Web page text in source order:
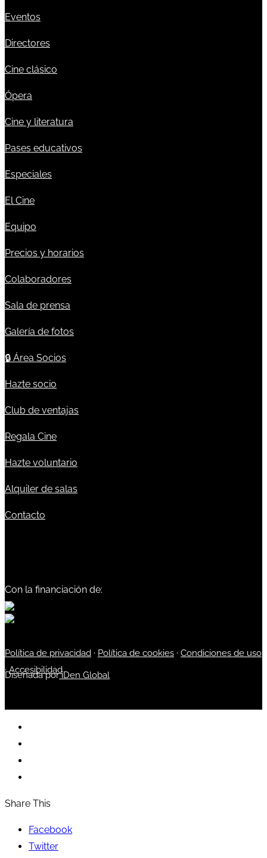
Eventos
Directores
Cine clásico
Ópera
Cine y literatura
Pases educativos
Especiales
El Cine
Equipo
Precios y horarios
Colaboradores
Sala de prensa
Galería de fotos
🔒 Área Socios
Hazte socio
Club de ventajas
Regala Cine
Hazte voluntario
Alquiler de salas
Contacto
Con la financiación de:
Política de privacidad · Política de cookies · Condiciones de uso
·Accesibilidad
Diseñada poriDen Global
Share This
Facebook
Twitter